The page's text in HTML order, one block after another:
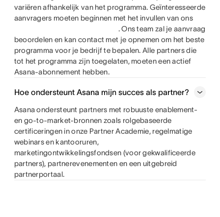
variëren afhankelijk van het programma. Geïnteresseerde
aanvragers moeten beginnen met het invullen van ons
. Ons team zal je aanvraag
beoordelen en kan contact met je opnemen om het beste
programma voor je bedrijf te bepalen. Alle partners die
tot het programma zijn toegelaten, moeten een actief
Asana-abonnement hebben.
Hoe ondersteunt Asana mijn succes als partner?
Asana ondersteunt partners met robuuste enablement-
en go-to-market-bronnen zoals rolgebaseerde
certificeringen in onze Partner Academie, regelmatige
webinars en kantooruren,
marketingontwikkelingsfondsen (voor gekwalificeerde
partners), partnerevenementen en een uitgebreid
partnerportaal.